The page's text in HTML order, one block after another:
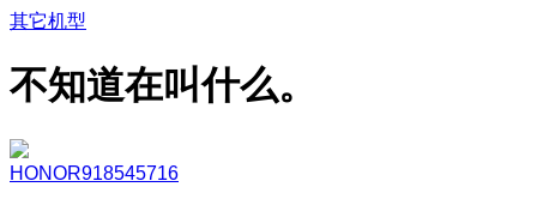
其它机型
不知道在叫什么。
HONOR918545716